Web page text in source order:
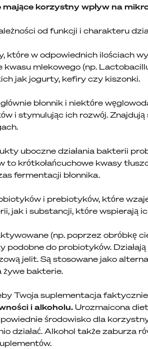
korzystny wpływ na
od funkcji i charakteru
które w odpowiednich ilościach
mlekowego (np.
jak jogurty, kefiry czy kiszonki.
błonnik i niektóre
i stymulując ich rozwój.
uboczne działania bakterii
krótkołańcuchowe kwasy
fermentacji błonnika.
i prebiotyków, które
jak i substancji, które wspierają
(np. poprzez obróbkę
podobne do probiotyków.
jelit. Są stosowane jako
żywe bakterie.
Twoja suplementacja
i alkoholu.Urozmaicona
środowisko dla
działać. Alkohol także zaburza